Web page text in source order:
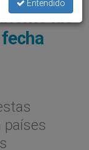
las
países
Entendido